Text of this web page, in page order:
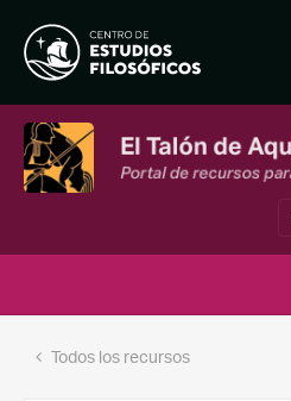
Todos los recursos